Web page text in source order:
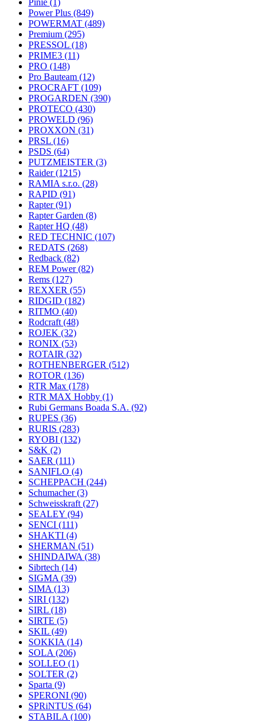
Pinie (1)
Power Plus (849)
POWERMAT (489)
Premium (295)
PRESSOL (18)
PRIME3 (11)
PRO (148)
Pro Bauteam (12)
PROCRAFT (109)
PROGARDEN (390)
PROTECO (430)
PROWELD (96)
PROXXON (31)
PRSL (16)
PSDS (64)
PUTZMEISTER (3)
Raider(1215)
RAMIA s.r.o. (28)
RAPID (91)
Rapter(91)
Rapter Garden (8)
Rapter HQ (48)
RED TECHNIC (107)
REDATS (268)
Redback (82)
REM Power(82)
Rems (127)
REXXER (55)
RIDGID (182)
RITMO (40)
Rodcraft (48)
ROJEK (32)
RONIX (53)
ROTAIR (32)
ROTHENBERGER (512)
ROTOR (136)
RTR Max (178)
RTR MAX Hobby (1)
Rubi Germans Boada S.A. (92)
RUPES (36)
RURIS (283)
RYOBI (132)
S&K (2)
SAER (111)
SANIFLO (4)
SCHEPPACH (244)
Schumacher(3)
Schweisskraft (27)
SEALEY (94)
SENCI (111)
SHAKTI (4)
SHERMAN (51)
SHINDAIWA (38)
Sibrtech (14)
SIGMA (39)
SIMA (13)
SIRI (132)
SIRL (18)
SIRTE (5)
SKIL (49)
SOKKIA (14)
SOLA (206)
SOLLEO (1)
SOLTER (2)
Sparta (9)
SPERONI (90)
SPRiNTUS (64)
STABILA (100)